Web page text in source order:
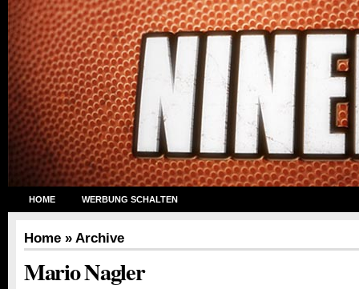
HOME WERBUNG SCHALTEN
Home » Archive
Mario Nagler